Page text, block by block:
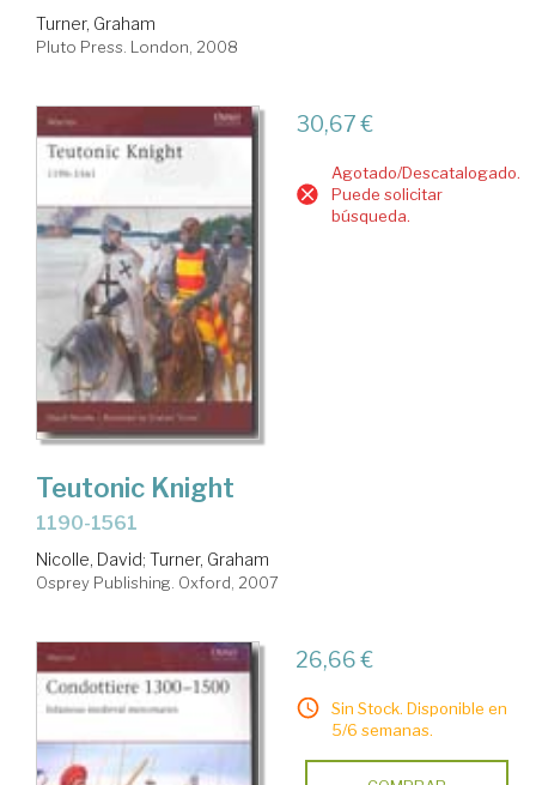
Turner, Graham
Pluto Press. London, 2008
30,67 €
Agotado/Descatalogado.
Puede solicitar
búsqueda.
Teutonic Knight
1190-1561
Nicolle, David; Turner, Graham
Osprey Publishing. Oxford, 2007
26,66 €
Sin Stock. Disponible en
5/6 semanas.